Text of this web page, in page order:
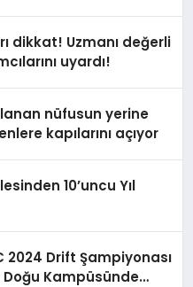
dikkat! Uzmanı değerli
uyardı!
nüfusun yerine
kapılarını açıyor
10’uncu Yıl
2024 Drift Şampiyonası
Doğu Kampüsünde